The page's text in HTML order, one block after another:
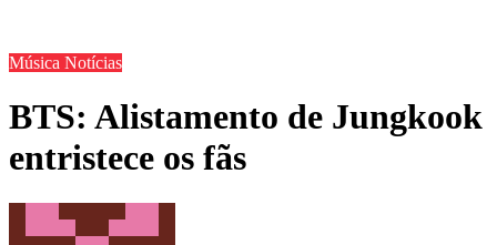
Música Notícias
BTS: Alistamento de Jungkook
entristece os fãs